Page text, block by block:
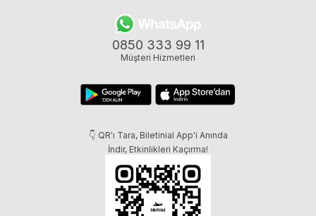
0850 333 99 11
Müşteri Hizmetleri
👇 QR'ı Tara, Biletinial App'i Anında
İndir, Etkinlikleri Kaçırma!